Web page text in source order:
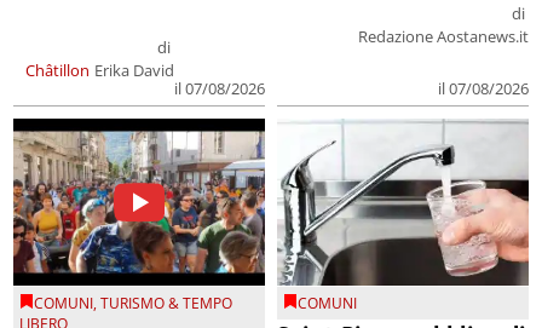
Châtillon
di
Erika David
il 07/08/2026
di
Redazione Aostanews.it
il 07/08/2026
COMUNI,TURISMO & TEMPO
COMUNI